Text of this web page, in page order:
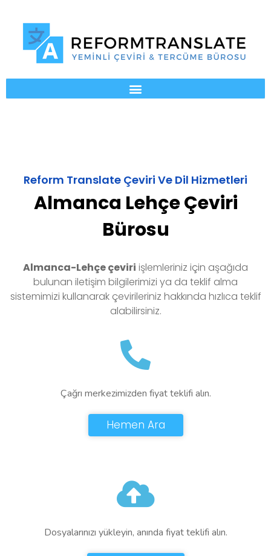
Reform Translate Çeviri Ve Dil Hizmetleri
Almanca Lehçe Çeviri
Bürosu
Almanca-Lehçeçeviri işlemleriniz için aşağıda
bulunan iletişim bilgilerimizi ya da teklif alma
sistemimizi kullanarak çevirileriniz hakkında hızlıca teklif
alabilirsiniz.
Çağrı merkezimizden fiyat teklifi alın.
Hemen Ara
Dosyalarınızı yükleyin, anında fiyat teklifi alın.